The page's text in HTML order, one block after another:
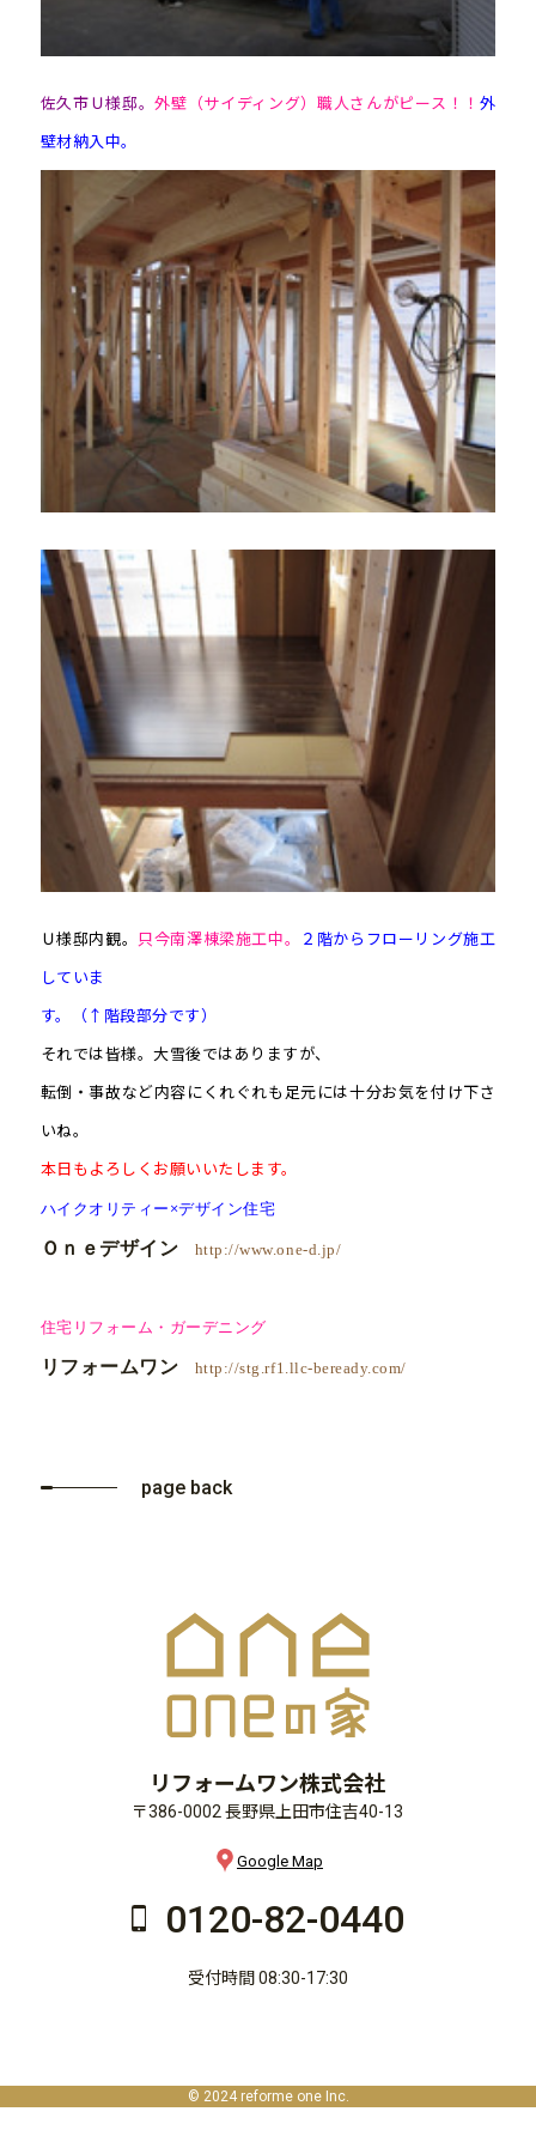
佐久市Ｕ様邸。外壁（サイディング）職人さんがピース！！ 外
壁材納入中。
Ｕ様邸内観。 只今南澤棟梁施工中。 ２階からフローリング施工
していま
す。（↑階段部分です）
それでは皆様。大雪後ではありますが、
転倒・事故など内容にくれぐれも足元には十分お気を付け下さ
いね。
本日もよろしくお願いいたします。
ハイクオリティー×デザイン住宅
Ｏｎｅデザイン http://www.one-d.jp/
住宅リフォーム・ガーデニング
リフォームワン http://stg.rf1.llc-beready.com/
page back
リフォームワン株式会社
〒386-0002 長野県上田市住吉40-13
Google Map
0120-82-0440
受付時間 08:30-17:30
© 2024 reforme one Inc.